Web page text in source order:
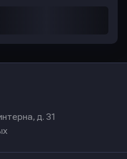
д. 31